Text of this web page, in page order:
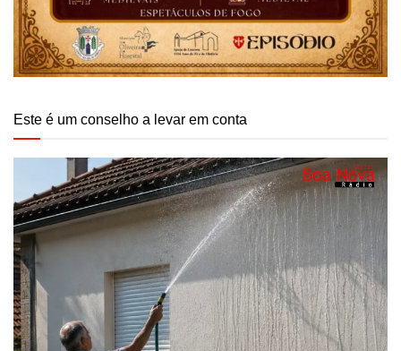
Este é um conselho a levar em conta